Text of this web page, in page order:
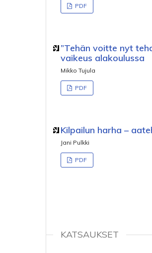
PDF
”Tehän voitte nyt
vaikeus alakoulussa
Mikko Tujula
PDF
Kilpailun harha –
Jani Pulkki
PDF
KATSAUKSET